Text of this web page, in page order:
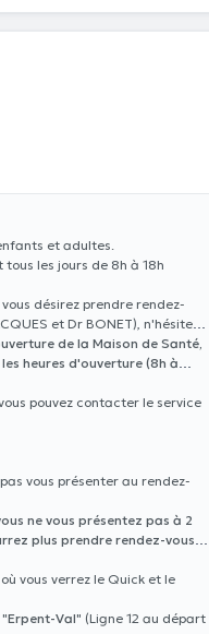
et adultes.
les jours de 8h à 18h
désirez prendre rendez-
et Dr BONET), n'hésitez
de la Maison de Santé,
heures d'ouverture (8h à
pouvez contacter le service
vous présenter au rendez-
ne vous présentez pas à 2
plus prendre rendez-vous
vous verrez le Quick et le
Erpent-Val" (Ligne 12 au départ